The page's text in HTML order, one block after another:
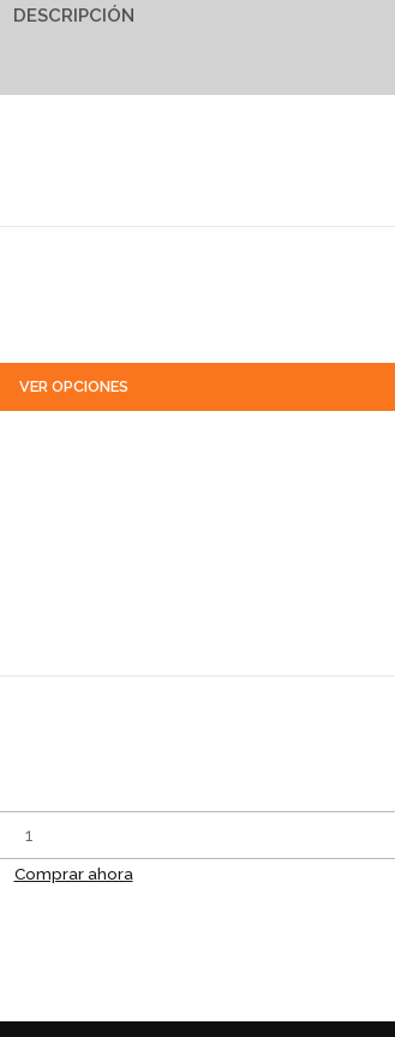
DESCRIPCIÓN
VER OPCIONES
Comprar ahora